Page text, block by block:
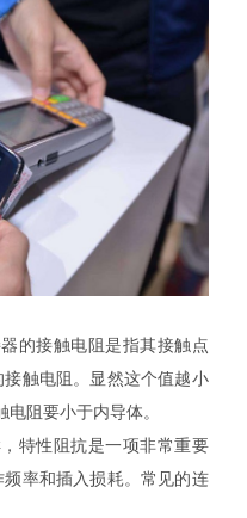
的接触电阻是指其接触点
触电阻。显然这个值越小
电阻要小于内导体。
特性阻抗是一项非常重要
率和插入损耗。常见的连